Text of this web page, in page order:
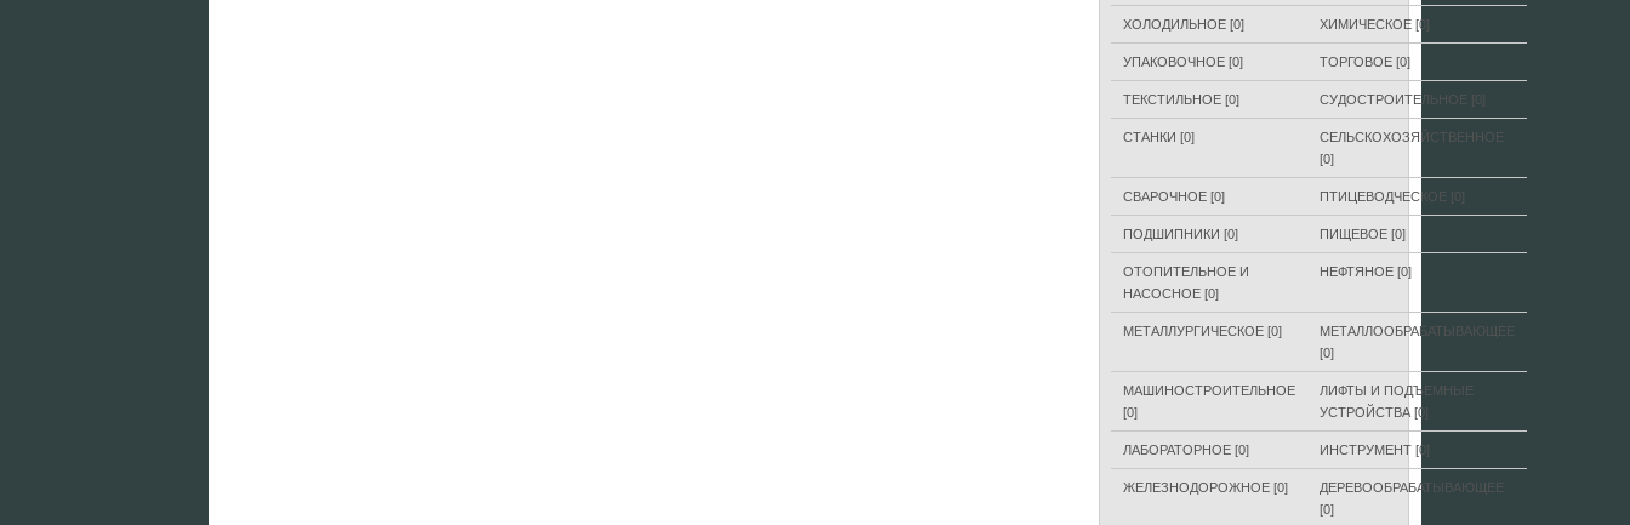
ХОЛОДИЛЬНОЕ [0] ХИМИЧЕСКОЕ [0]
УПАКОВОЧНОЕ [0] ТОРГОВОЕ [0]
ТЕКСТИЛЬНОЕ [0] СУДОСТРОИТЕЛЬНОЕ [0]
СТАНКИ [0]
СЕЛЬСКОХОЗЯЙСТВЕННОЕ
[0]
СВАРОЧНОЕ [0] ПТИЦЕВОДЧЕСКОЕ [0]
ПОДШИПНИКИ [0] ПИЩЕВОЕ [0]
ОТОПИТЕЛЬНОЕ И
НАСОСНОЕ [0]
НЕФТЯНОЕ [0]
МЕТАЛЛУРГИЧЕСКОЕ [0]
МЕТАЛЛООБРАБАТЫВАЮЩЕЕ
[0]
МАШИНОСТРОИТЕЛЬНОЕ
[0]
ЛИФТЫ И ПОДЪЕМНЫЕ
УСТРОЙСТВА [0]
ЛАБОРАТОРНОЕ [0] ИНСТРУМЕНТ [0]
ЖЕЛЕЗНОДОРОЖНОЕ [0]
ДЕРЕВООБРАБАТЫВАЮЩЕЕ
[0]